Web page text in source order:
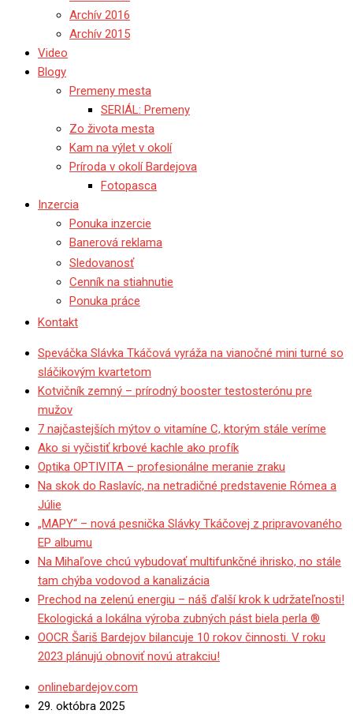
Archív 2016
Archív 2015
Video
Blogy
Premeny mesta
SERIÁL: Premeny
Zo života mesta
Kam na výlet v okolí
Príroda v okolí Bardejova
Fotopasca
Inzercia
Ponuka inzercie
Banerová reklama
Sledovanosť
Cenník na stiahnutie
Ponuka práce
Kontakt
Speváčka Slávka Tkáčová vyráža na vianočné mini turné so
sláčikovým kvartetom
Kotvičník zemný – prírodný booster testosterónu pre
mužov
7 najčastejších mýtov o vitamíne C, ktorým stále veríme
Ako si vyčistiť krbové kachle ako profík
Optika OPTIVITA – profesionálne meranie zraku
Na skok do Raslavíc, na netradičné predstavenie Rómea a
Júlie
„MAPY“ – nová pesnička Slávky Tkáčovej z pripravovaného
EP albumu
Na Mihaľove chcú vybudovať multifunkčné ihrisko, no stále
tam chýba vodovod a kanalizácia
Prechod na zelenú energiu – náš ďalší krok k udržateľnosti!
Ekologická a lokálna výroba zubných pást biela perla ®
OOCR Šariš Bardejov bilancuje 10 rokov činnosti. V roku
2023 plánujú obnoviť novú atrakciu!
onlinebardejov.com
29. októbra 2025